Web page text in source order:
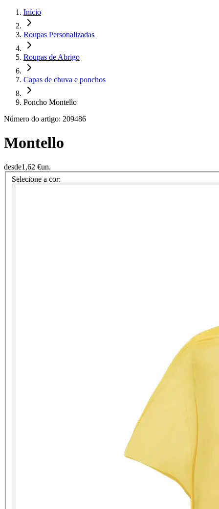
Início
Roupas Personalizadas
Roupas de Abrigo
Capas de chuva e ponchos
Poncho Montello
Número do artigo: 209486
Montello
desde1,62 €un.
Selecione a cor: